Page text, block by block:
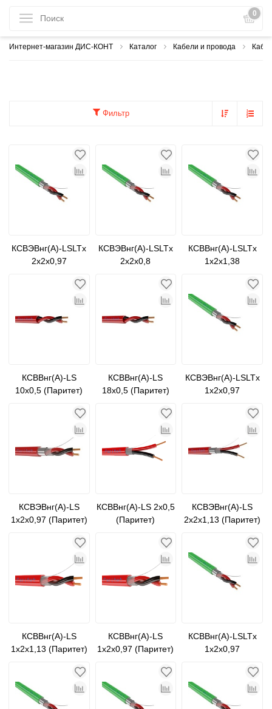
0
Интернет-магазин ДИС-КОНТ Каталог Кабели и провода
Фильтр
КСВЭВнг(А)-LSLTx
2х2х0,97
КСВЭВнг(А)-LSLTx
2х2х0,8
КСВВнг(А)-LSLTx
1х2х1,38
КСВВнг(А)-LS
10х0,5 (Паритет)
КСВВнг(А)-LS
18х0,5 (Паритет)
КСВЭВнг(А)-LSLTx
1х2х0,97
КСВЭВнг(А)-LS
1х2х0,97 (Паритет)
КСВВнг(А)-LS 2х0,5
(Паритет)
КСВЭВнг(А)-LS
2х2х1,13 (Паритет)
КСВВнг(А)-LS
1х2х1,13 (Паритет)
КСВВнг(А)-LS
1х2х0,97 (Паритет)
КСВВнг(А)-LSLTx
1х2х0,97